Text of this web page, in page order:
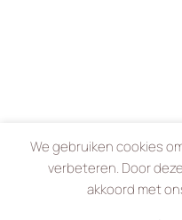
We gebruiken cookies
verbeteren. Door
akkoord met